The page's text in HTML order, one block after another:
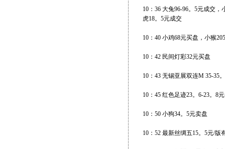
10：36 大兔96-96。5元成交
虎18。5元成交
10：40 小鸡68元买盘，小猴
10：42 民间灯彩32元买盘
10：43 无锡亚展双连M 35-35
10：45 红色足迹23。6-23。8
10：50 小狗34。5元卖盘
10：52 最新丝绸五15。5元/版